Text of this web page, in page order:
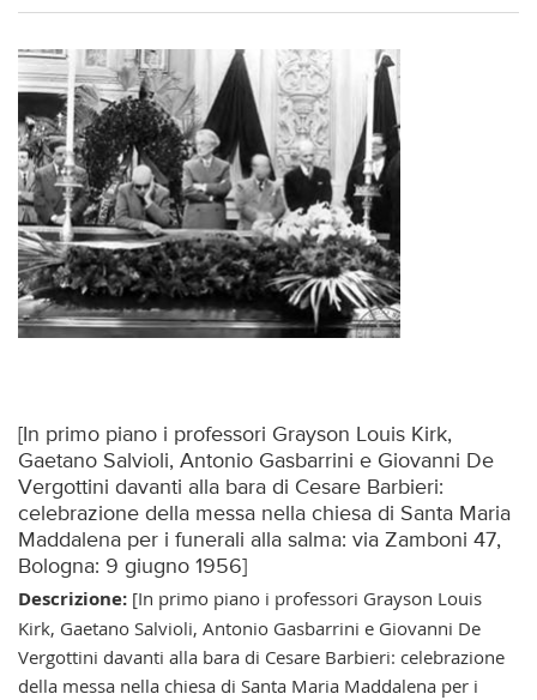
[In primo piano i professori Grayson Louis Kirk,
Gaetano Salvioli, Antonio Gasbarrini e Giovanni De
Vergottini davanti alla bara di Cesare Barbieri:
celebrazione della messa nella chiesa di Santa Maria
Maddalena per i funerali alla salma: via Zamboni 47,
Bologna: 9 giugno 1956]
Descrizione:[In primo piano i professori Grayson Louis
Kirk, Gaetano Salvioli, Antonio Gasbarrini e Giovanni De
Vergottini davanti alla bara di Cesare Barbieri: celebrazione
della messa nella chiesa di Santa Maria Maddalena per i